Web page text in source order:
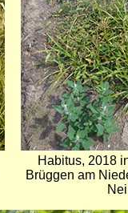
Habitus, 2018
Brüggen am